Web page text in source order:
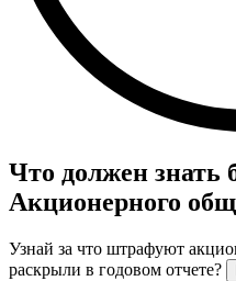
Что должен знать
Акционерного
Узнай за что штрафуют
раскрыли в годовом отчете?